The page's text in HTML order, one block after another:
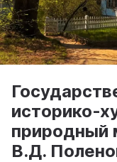
историко-
природный
В.Д.